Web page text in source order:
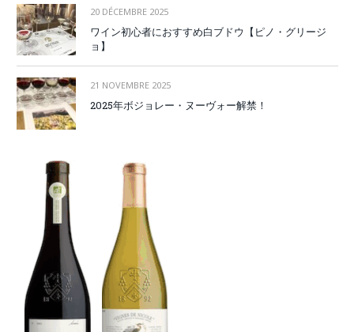
20 DÉCEMBRE 2025
ワイン初心者におすすめ白ブドウ【ピノ・グリージ
ョ】
21 NOVEMBRE 2025
2025年ボジョレー・ヌーヴォー解禁！